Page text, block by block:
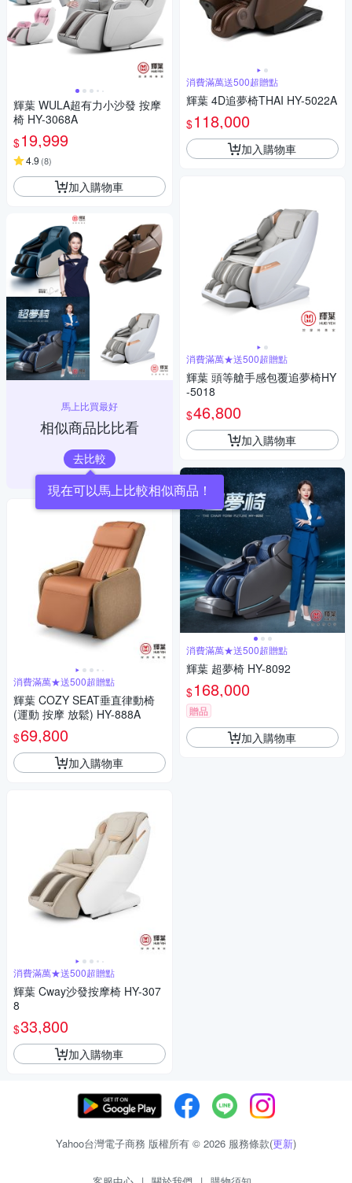
輝葉 WULA超有力小沙發 按摩
椅 HY-3068A
$19,999
4.9 (8)
加入購物車
馬上比買最好
相似商品比比看
去比較
現在可以馬上比較相似商品！
消費滿萬★送500超贈點
輝葉 COZY SEAT垂直律動椅
(運動 按摩 放鬆) HY-888A
$69,800
加入購物車
消費滿萬★送500超贈點
輝葉 Cway沙發按摩椅 HY-307
8
$33,800
加入購物車
消費滿萬送500超贈點
輝葉 4D追夢椅THAI HY-5022A
$118,000
加入購物車
消費滿萬★送500超贈點
輝葉 頭等艙手感包覆追夢椅HY
-5018
$46,800
加入購物車
消費滿萬★送500超贈點
輝葉 超夢椅 HY-8092
$168,000
贈品
加入購物車
Yahoo台灣電子商務 版權所有 © 2026 服務條款(更新)